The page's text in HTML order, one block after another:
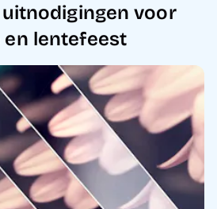
voor
en lentefeest